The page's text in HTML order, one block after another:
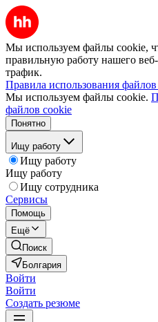
Мы используем файлы cookie,
правильную работу нашего
трафик.
Правила использования
Мы используем файлы cookie.
файлов cookie
Понятно
Ищу работу
Ищу работу
Ищу работу
Ищу сотрудника
Сервисы
Помощь
Ещё
Поиск
Болгария
Войти
Войти
Создать резюме